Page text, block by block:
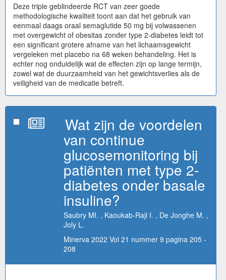
Deze triple geblindeerde RCT van zeer goede
methodologische kwaliteit toont aan dat het gebruik van
eenmaal daags oraal semaglutide 50 mg bij volwassenen
met overgewicht of obesitas zonder type 2-diabetes leidt tot
een significant grotere afname van het lichaamsgewicht
vergeleken met placebo na 68 weken behandeling. Het is
echter nog onduidelijk wat de effecten zijn op lange termijn,
zowel wat de duurzaamheid van het gewichtsverlies als de
veiligheid van de medicatie betreft.
Wat zijn de voordelen
van continue
glucosemonitoring bij
patiënten met type 2-
diabetes onder basale
insuline?
Saubry MI. , Kaoukab-Raji I. , De Jonghe M. ,
Joly L.
Minerva 2022 Vol 21 nummer 9 pagina 205 -
208